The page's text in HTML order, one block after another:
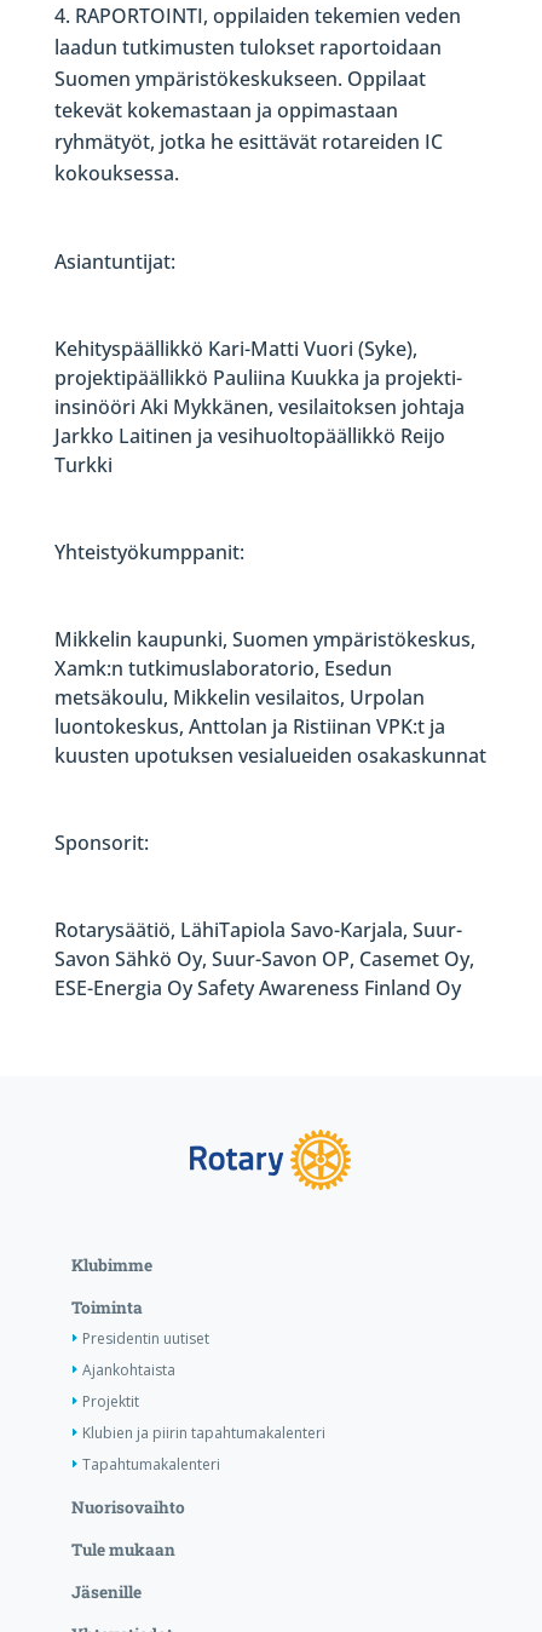
RAPORTOINTI, oppilaiden tekemien veden
laadun tutkimusten tulokset raportoidaan
Suomen ympäristökeskukseen. Oppilaat
tekevät kokemastaan ja oppimastaan
ryhmätyöt, jotka he esittävät rotareiden IC
kokouksessa.
Asiantuntijat:
Kehityspäällikkö Kari-Matti Vuori (Syke),
projektipäällikkö Pauliina Kuukka ja projekti-
insinööri Aki Mykkänen, vesilaitoksen johtaja
Jarkko Laitinen ja vesihuoltopäällikkö Reijo
Turkki
Yhteistyökumppanit:
Mikkelin kaupunki, Suomen ympäristökeskus,
Xamk:n tutkimuslaboratorio, Esedun
metsäkoulu, Mikkelin vesilaitos, Urpolan
luontokeskus, Anttolan ja Ristiinan VPK:t ja
kuusten upotuksen vesialueiden osakaskunnat
Sponsorit:
Rotarysäätiö, LähiTapiola Savo-Karjala, Suur-
Savon Sähkö Oy, Suur-Savon OP, Casemet Oy,
ESE-Energia Oy Safety Awareness Finland Oy
Klubimme
Toiminta
Presidentin uutiset
Ajankohtaista
Projektit
Klubien ja piirin tapahtumakalenteri
Tapahtumakalenteri
Nuorisovaihto
Tule mukaan
Jäsenille